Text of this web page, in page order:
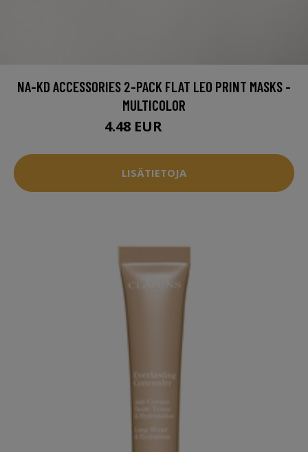
NA-KD ACCESSORIES 2-PACK FLAT LEO PRINT MASKS -
MULTICOLOR
4.48 EUR
LISÄTIETOJA